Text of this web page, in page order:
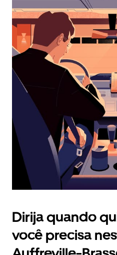
o
calendário
selecionar
uma
data.
Pressione
a
tecla
“ESC”
o
calendário.
Dirija quando
você precisa